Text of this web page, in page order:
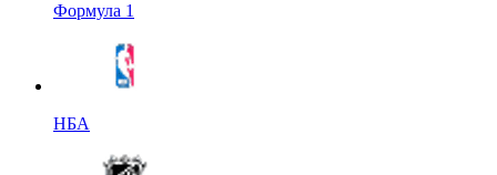
Формула 1
НБА